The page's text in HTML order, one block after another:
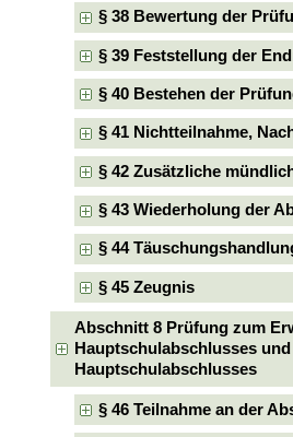
§ 38 Bewertung der
§ 39 Feststellung der
§ 40 Bestehen der
§ 41 Nichtteilnahme,
§ 42 Zusätzliche
§ 43 Wiederholung der
§ 44
§ 45 Zeugnis
Abschnitt 8 Prüfung zum
Hauptschulabschlusses
Hauptschulabschlusses
§ 46 Teilnahme an der